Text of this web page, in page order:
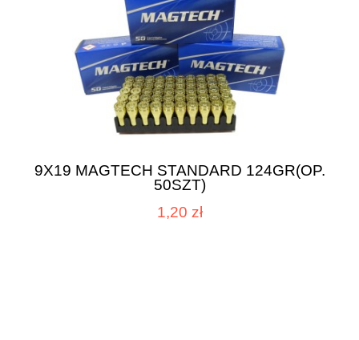
9X19 MAGTECH STANDARD 124GR(OP.
50SZT)
1,20 zł